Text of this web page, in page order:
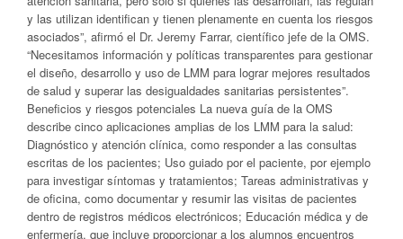
y las utilizan identifican y tienen plenamente en cuenta los riesgos
asociados”, afirmó el Dr. Jeremy Farrar, científico jefe de la OMS.
“Necesitamos información y políticas transparentes para gestionar
el diseño, desarrollo y uso de LMM para lograr mejores resultados
de salud y superar las desigualdades sanitarias persistentes”.
Beneficios y riesgos potenciales La nueva guía de la OMS
describe cinco aplicaciones amplias de los LMM para la salud:
Diagnóstico y atención clínica, como responder a las consultas
escritas de los pacientes; Uso guiado por el paciente, por ejemplo
para investigar síntomas y tratamientos; Tareas administrativas y
de oficina, como documentar y resumir las visitas de pacientes
dentro de registros médicos electrónicos; Educación médica y de
enfermería, que incluye proporcionar a los alumnos encuentros